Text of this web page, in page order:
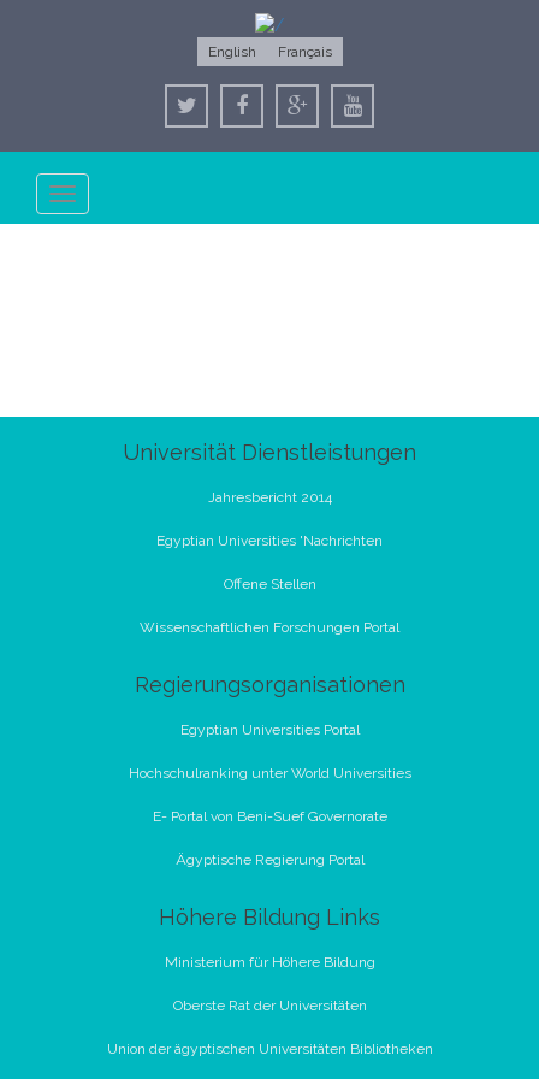
English Français
Toggle
navigation
Universität Dienstleistungen
Jahresbericht 2014
Egyptian Universities 'Nachrichten
Offene Stellen
Wissenschaftlichen Forschungen Portal
Regierungsorganisationen
Egyptian Universities Portal
Hochschulranking unter World Universities
E- Portal von Beni-Suef Governorate
Ägyptische Regierung Portal
Höhere Bildung Links
Ministerium für Höhere Bildung
Oberste Rat der Universitäten
Union der ägyptischen Universitäten Bibliotheken